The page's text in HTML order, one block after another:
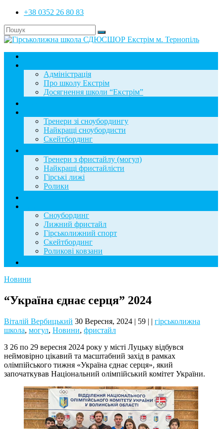
+38 0352 26 80 83
Адміністрація
Про школу Екстрім
Досягнення школи “Екстрім”
Тренери зі сноубордингу
Найкращі сноубордисти
Скейтбординг
Тренери з фристайлу (могул)
Найкращі фристайлісти
Гірські лижі
Ролики
Сноубординг
Лижний фристайл
Гірськолижний спорт
Скейтбординг
Роликові ковзани
Новини
“Україна єднає серця” 2024
Віталій Вербицький 30 Вересня, 2024 | 59 | | гірськолижна
школа, могул, Новини, фристайл
З 26 по 29 вересня 2024 року у місті Луцьку відбувся
неймовірно цікавий та масштабний захід в рамках
олімпійського тижня «Україна єднає серця», який
започаткував Національний олімпійський комітет України.